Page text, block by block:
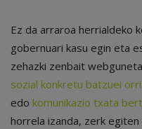
Ez da arraroa herrialdeko
gobernuari kasu egin eta
zehazki zenbait
sozial konkretu batzuei
edo komunikazio txata
horrela izanda, zerk